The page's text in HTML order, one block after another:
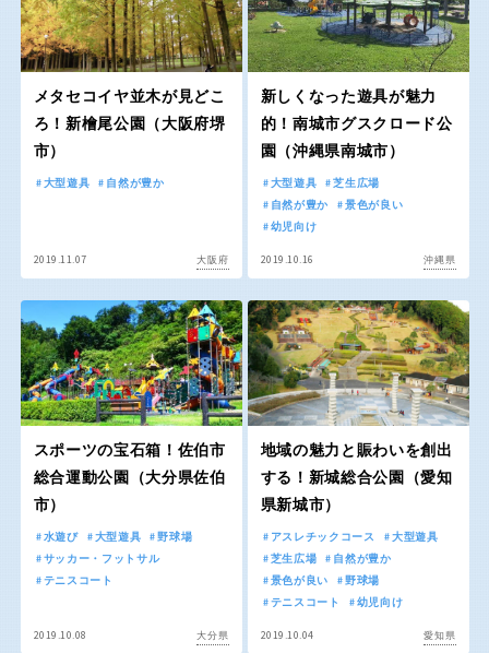
近畿
三重 滋賀
和歌山
中国・四国
鳥取 島根
岡山 広島
徳島
メタセコイヤ並木が見どこ
ろ！新檜尾公園（大阪府堺
市）
大型遊具 自然が豊か
2019.11.07 大阪府
新しくなった遊具が魅力
的！南城市グスクロード公
園（沖縄県南城市）
大型遊具
芝生広場
自然が豊か
景色が良い
幼児向け
2019.10.16 沖縄県
スポーツの宝石箱！佐伯市
総合運動公園（大分県佐伯
市）
水遊び 大型遊具
野球場
サッカー・フットサル
テニスコート
2019.10.08 大分県
地域の魅力と賑わいを創出
する！新城総合公園（愛知
県新城市）
アスレチックコース
大型遊具
芝生広場
自然が豊か
景色が良い
野球場
テニスコート
幼児向け
2019.10.04 愛知県